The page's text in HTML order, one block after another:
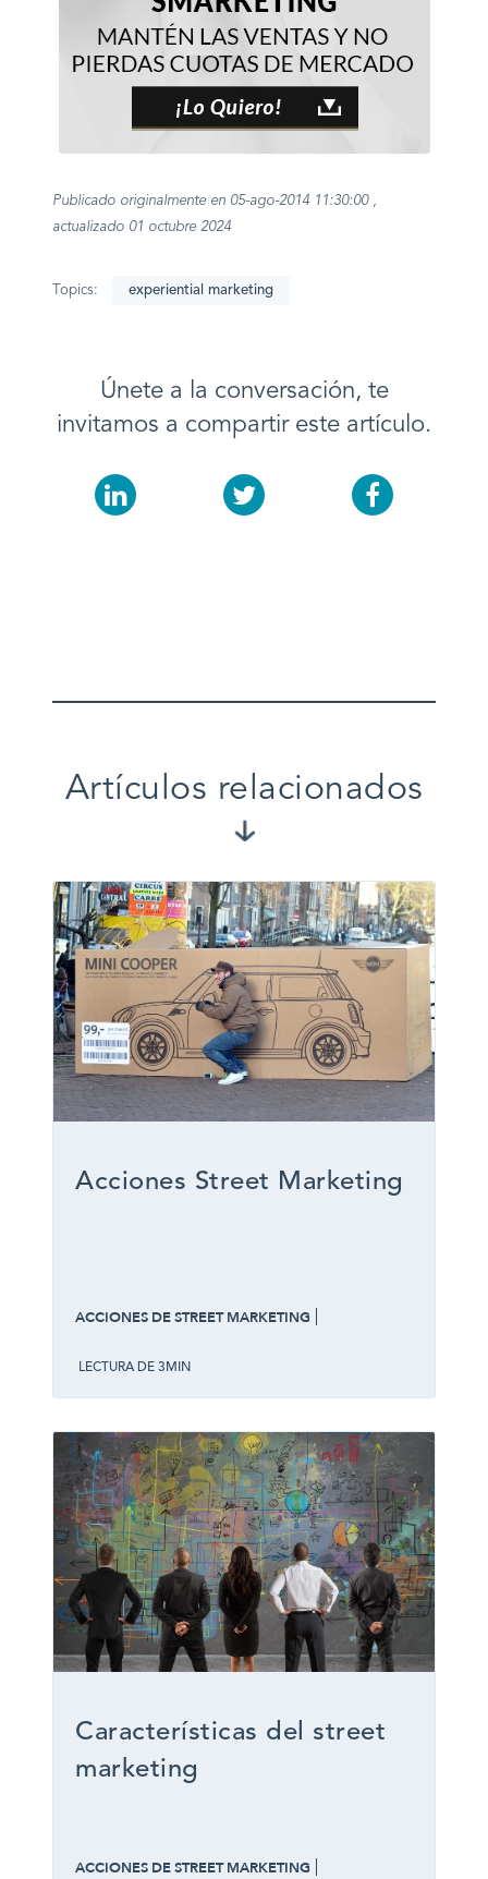
Publicado originalmente en 05-ago-2014 11:30:00 ,
actualizado 01 octubre 2024
Topics: experiential marketing
Únete a la conversación, te
invitamos a compartir este artículo.
Artículos relacionados
Acciones Street Marketing
ACCIONES DE STREET MARKETING
LECTURA DE 3MIN
Características del street
marketing
ACCIONES DE STREET MARKETING